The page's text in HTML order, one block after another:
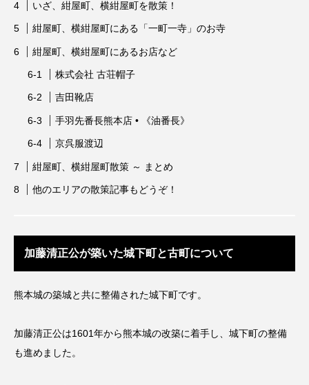
いざ、紺屋町、横紺屋町を散策！
紺屋町、横紺屋町にある「一町一寺」のお寺
紺屋町、横紺屋町にあるお店など
株式会社 古荘帽子
吉田靴店
手羽先番長熊本店 • 《油番長》
京呉服渡辺
紺屋町、横紺屋町散策 ～ まとめ
他のエリアの散策記事もどうぞ！
加藤清正公が築いた城下町と古町について
熊本城の築城と共に整備された城下町です。
加藤清正公は1601年から熊本城の改築に着手し、城下町の整備
も進めました。